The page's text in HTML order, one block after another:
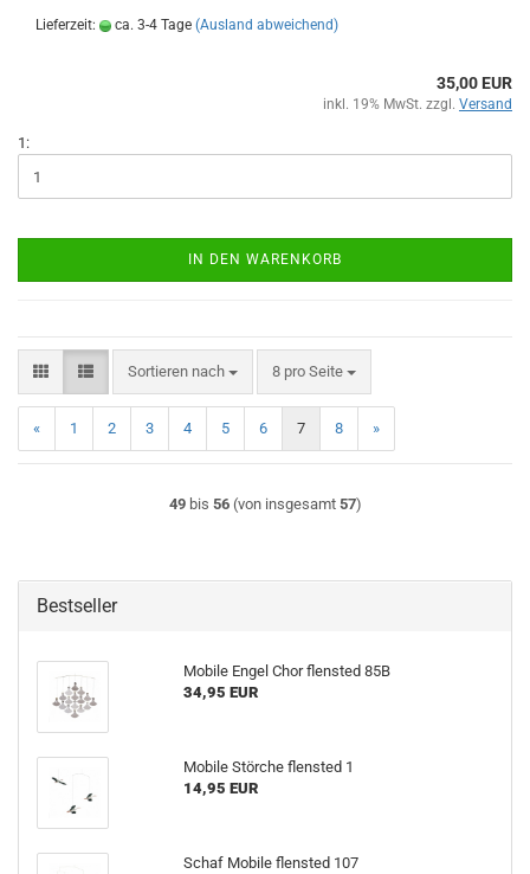
Lieferzeit: ca. 3-4 Tage (Ausland abweichend)
35,00 EUR
inkl. 19% MwSt. zzgl. Versand
1:
IN DEN WARENKORB
Sortieren nach
Sortieren nach 8 pro Seite
pro Seite
« 1 2 3 4 5 6 7 8 »
49bis 56(von insgesamt 57)
Bestseller
Mobile Engel Chor flensted 85B
34,95 EUR
Mobile Störche flensted 1
14,95 EUR
Schaf Mobile flensted 107